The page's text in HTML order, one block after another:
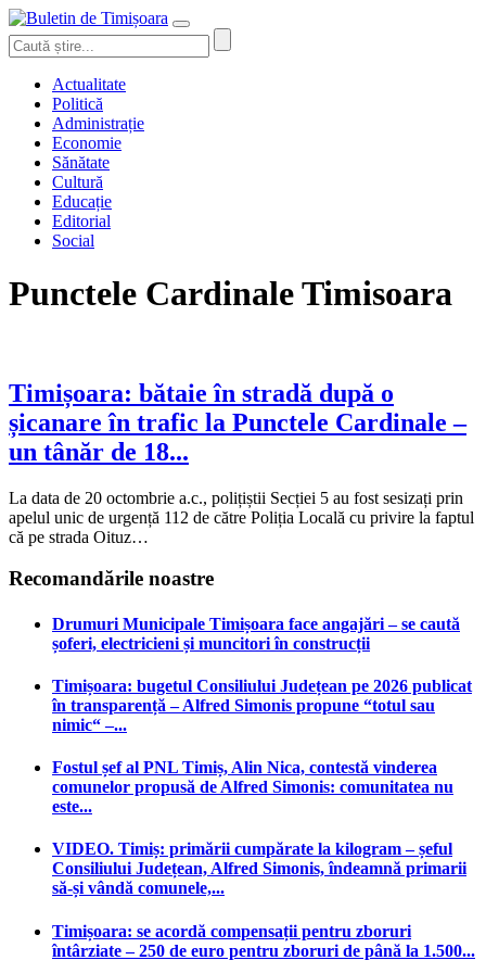
Actualitate
Politică
Administrație
Economie
Sănătate
Cultură
Educație
Editorial
Social
Punctele Cardinale Timisoara
Timișoara: bătaie în stradă după o
șicanare în trafic la Punctele Cardinale –
un tânăr de 18...
La data de 20 octombrie a.c., polițiștii Secției 5 au fost sesizați prin
apelul unic de urgență 112 de către Poliția Locală cu privire la faptul
că pe strada Oituz…
Recomandările noastre
Drumuri Municipale Timișoara face angajări – se caută
șoferi, electricieni și muncitori în construcții
Timișoara: bugetul Consiliului Județean pe 2026 publicat
în transparență – Alfred Simonis propune “totul sau
nimic“ –...
Fostul șef al PNL Timiș, Alin Nica, contestă vinderea
comunelor propusă de Alfred Simonis: comunitatea nu
este...
VIDEO. Timiș: primării cumpărate la kilogram – șeful
Consiliului Județean, Alfred Simonis, îndeamnă primarii
să-și vândă comunele,...
Timișoara: se acordă compensații pentru zboruri
întârziate – 250 de euro pentru zboruri de până la 1.500...